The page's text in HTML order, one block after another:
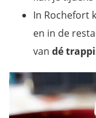
In Rochefort
en in de
van dé